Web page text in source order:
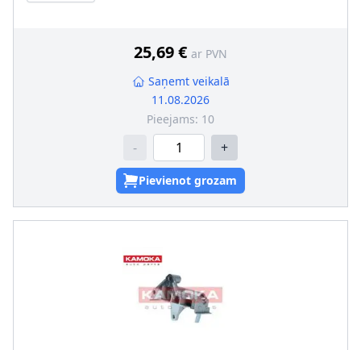
25,69 € ar PVN
Saņemt veikalā
11.08.2026
Pieejams: 10
- +
Pievienot grozam